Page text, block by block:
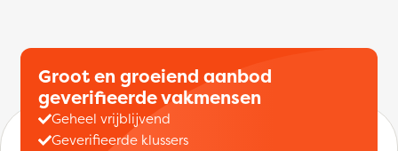
Groot en groeiend aanbod
geverifieerde vakmensen
Geheel vrijblijvend
Geverifieerde klussers